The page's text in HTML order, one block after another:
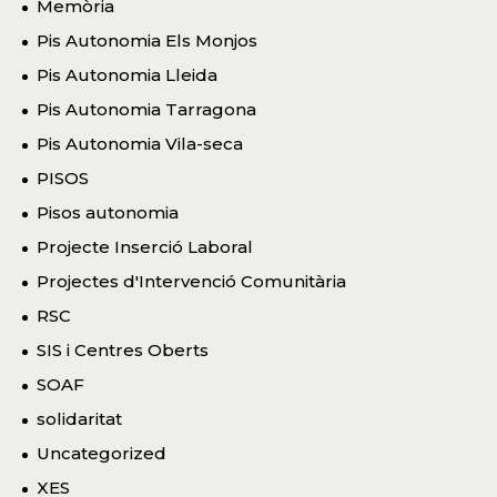
Memòria
Pis Autonomia Els Monjos
Pis Autonomia Lleida
Pis Autonomia Tarragona
Pis Autonomia Vila-seca
PISOS
Pisos autonomia
Projecte Inserció Laboral
Projectes d'Intervenció Comunitària
RSC
SIS i Centres Oberts
SOAF
solidaritat
Uncategorized
XES